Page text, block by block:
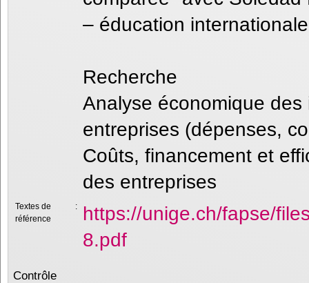
– éducation
Recherche
Analyse économique
entreprises (dépenses,
Coûts, financement et
des entreprises
Textes de
référence
:
https://unige.ch/fapse/
8.pdf
Contrôle